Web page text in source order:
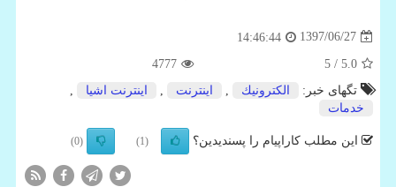
1397/06/27
14:46:44
5.0
/ 5
4777
تگهای خبر:
الكترونیك اینترنت اینترنت اشیا
خدمات
این مطلب کاراپیام را پسندیدین؟ (1)
(0)